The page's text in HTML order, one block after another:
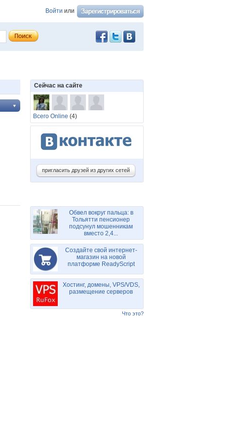
Войти или
Сейчас на сайте
Всего Online (4)
пригласить друзей из других сетей
Обвел вокруг пальца: в
Тольятти пенсионер
подсунул мошенникам
вместо 2,4...
Создайте свой интернет-
магазин на новой
платформе ReadyScript
Хостинг, домены, VPS/VDS,
размещение серверов
Что это?